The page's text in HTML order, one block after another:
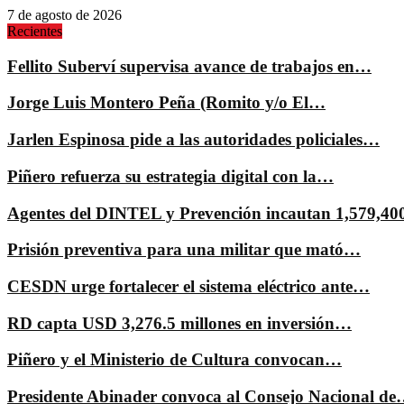
7 de agosto de 2026
Recientes
Fellito Suberví supervisa avance de trabajos en…
Jorge Luis Montero Peña (Romito y/o El…
Jarlen Espinosa pide a las autoridades policiales…
Piñero refuerza su estrategia digital con la…
Agentes del DINTEL y Prevención incautan
Prisión preventiva para una militar que mató…
CESDN urge fortalecer el sistema eléctrico ante…
RD capta USD 3,276.5 millones en inversión…
Piñero y el Ministerio de Cultura convocan…
Presidente Abinader convoca al Consejo Nacional